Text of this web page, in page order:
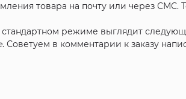
товара на почту или через СМС.
режиме выглядит
. Советуем в комментарии к заказу